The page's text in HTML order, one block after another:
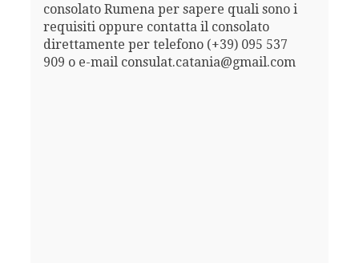
consolato Rumena per sapere quali sono i
requisiti oppure contatta il consolato
direttamente per telefono (+39) 095 537
909 o e-mail consulat.catania@gmail.com